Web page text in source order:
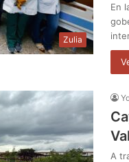
Zulia
En
A